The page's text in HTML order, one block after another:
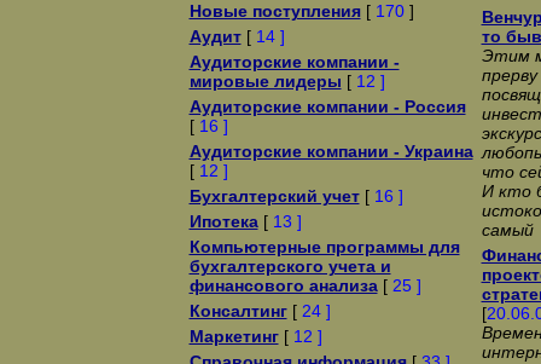
Новые поступления[ 170]
Аудит[ 14 ]
Аудиторские компании -
мировые лидеры [ 12 ]
Аудиторские компании - Россия
[ 16 ]
Аудиторские компании - Украина
[ 12 ]
Бухгалтерский учет[ 16 ]
Ипотека[ 13 ]
Компьютерные программы для
бухгалтерского учета и
финансового анализа[ 25 ]
Консалтинг[ 24 ]
Маркетинг[ 12 ]
то
Этим
что
И кто
самый
[